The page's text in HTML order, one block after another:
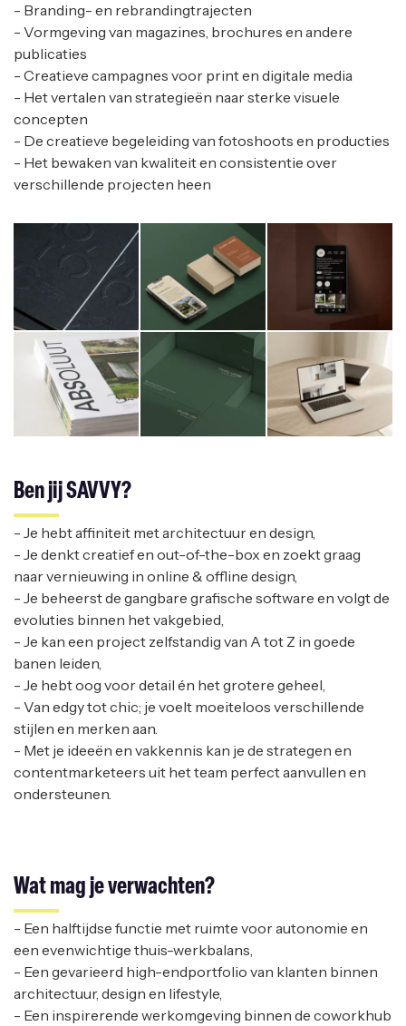
- Branding- en rebrandingtrajecten
- Vormgeving van magazines, brochures en andere
publicaties
- Creatieve campagnes voor print en digitale media
- Het vertalen van strategieën naar sterke visuele
concepten
- De creatieve begeleiding van fotoshoots en producties
- Het bewaken van kwaliteit en consistentie over
verschillende projecten heen
Ben jij SAVVY?
- Je hebt affiniteit met architectuur en design,
- Je denkt creatief en out-of-the-box en zoekt graag
naar vernieuwing in online & offline design,
- Je beheerst de gangbare grafische software en volgt de
evoluties binnen het vakgebied,
- Je kan een project zelfstandig van A tot Z in goede
banen leiden,
- Je hebt oog voor detail én het grotere geheel,
- Van edgy tot chic; je voelt moeiteloos verschillende
stijlen en merken aan.
- Met je ideeën en vakkennis kan je de strategen en
contentmarketeers uit het team perfect aanvullen en
ondersteunen.
Wat mag je verwachten?
- Een halftijdse functie met ruimte voor autonomie en
een evenwichtige thuis-werkbalans,
- Een gevarieerd high-endportfolio van klanten binnen
architectuur, design en lifestyle,
- Een inspirerende werkomgeving binnen de coworkhub